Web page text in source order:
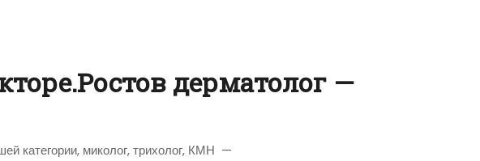
дерматолог —
категории, миколог, трихолог, КМН —